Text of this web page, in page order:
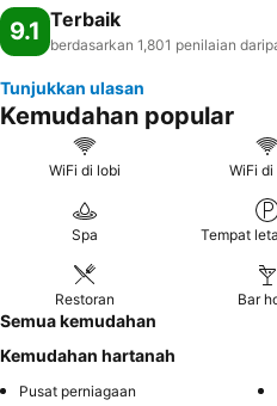
9.1 Terbaik
berdasarkan 1,801 penilaian
Tunjukkan ulasan
Kemudahan popular
WiFi di lobi WiFi
Spa Tempat
Restoran Bar
Semua kemudahan
Kemudahan hartanah
Pusat perniagaan